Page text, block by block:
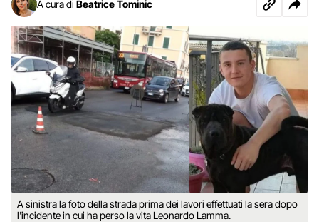
A cura di Beatrice Tominic
A sinistra la foto della strada prima dei lavori effettuati la sera dopo
l'incidente in cui ha perso la vita Leonardo Lamma.